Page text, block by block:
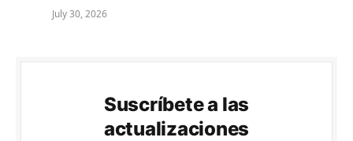
July 30, 2026
Suscríbete a las
actualizaciones